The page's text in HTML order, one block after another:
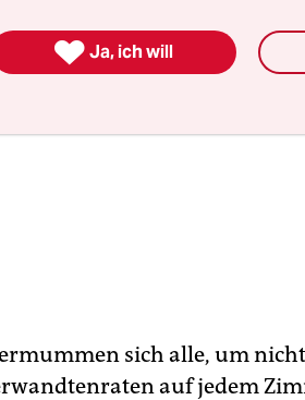
sich alle, um
auf jedem
 Ja, ich will